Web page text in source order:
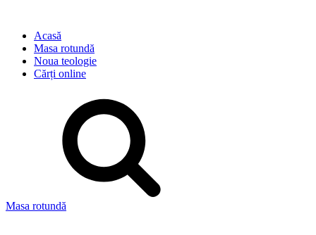
Acasă
Masa rotundă
Noua teologie
Cărți online
Masa rotundă